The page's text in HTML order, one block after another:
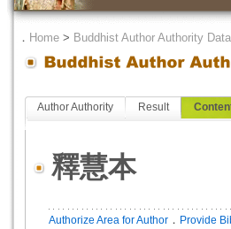
． Home > Buddhist Author Authority
Author Authority Result
釋慧本
Authorize Area for Author ． Provide